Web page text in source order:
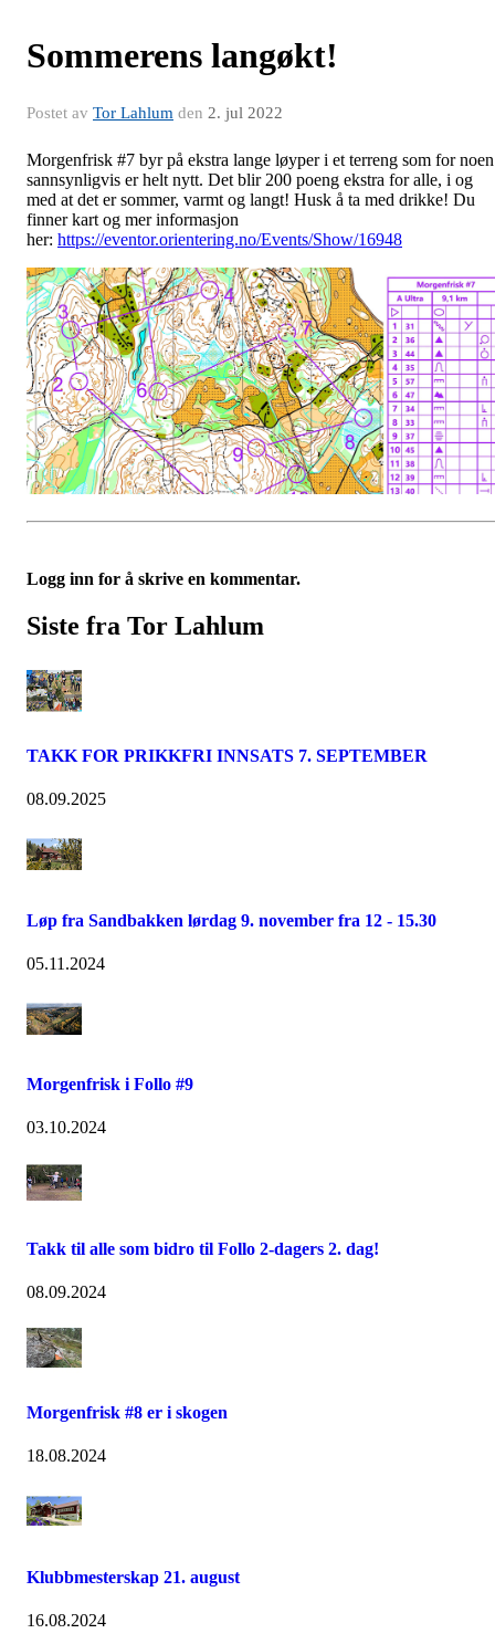
Sommerens langøkt!
Postet av Tor Lahlum den 2. jul 2022
Morgenfrisk #7 byr på ekstra lange løyper i et terreng som for noen
sannsynligvis er helt nytt. Det blir 200 poeng ekstra for alle, i og
med at det er sommer, varmt og langt! Husk å ta med drikke! Du
finner kart og mer informasjon
her: https://eventor.orientering.no/Events/Show/16948
Logg inn for å skrive en kommentar.
Siste fra Tor Lahlum
TAKK FOR PRIKKFRI INNSATS 7. SEPTEMBER
08.09.2025
Løp fra Sandbakken lørdag 9. november fra 12 - 15.30
05.11.2024
Morgenfrisk i Follo #9
03.10.2024
Takk til alle som bidro til Follo 2-dagers 2. dag!
08.09.2024
Morgenfrisk #8 er i skogen
18.08.2024
Klubbmesterskap 21. august
16.08.2024